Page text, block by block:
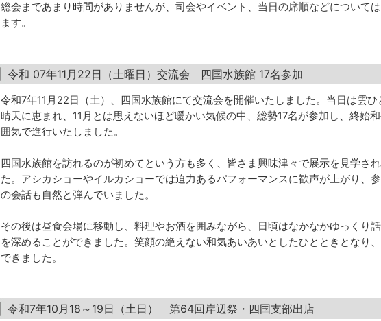
総会まであまり時間がありませんが、司会やイベント、当日の席順などについて
ます。
令和 07年11月22日（土曜日）交流会 四国水族館 17名参加
令和7年11月22日（土）、四国水族館にて交流会を開催いたしました。当日は雲ひ
晴天に恵まれ、11月とは思えないほど暖かい気候の中、総勢17名が参加し、終始
囲気で進行いたしました。
四国水族館を訪れるのが初めてという方も多く、皆さま興味津々で展示を見学さ
た。アシカショーやイルカショーでは迫力あるパフォーマンスに歓声が上がり、
の会話も自然と弾んでいました。
その後は昼食会場に移動し、料理やお酒を囲みながら、日頃はなかなかゆっくり
を深めることができました。笑顔の絶えない和気あいあいとしたひとときとなり
できました。
令和7年10月18～19日（土日） 第64回岸辺祭・四国支部出店